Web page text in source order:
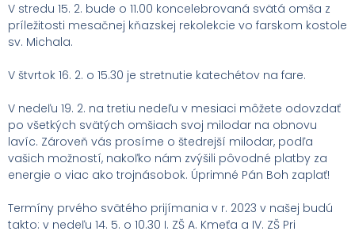
V stredu 15. 2. bude o 11.00 koncelebrovaná svätá omša z
príležitosti mesačnej kňazskej rekolekcie vo farskom kostole
sv. Michala.
V štvrtok 16. 2. o 15.30 je stretnutie katechétov na fare.
V nedeľu 19. 2. na tretiu nedeľu v mesiaci môžete odovzdať
po všetkých svätých omšiach svoj milodar na obnovu
lavíc. Zároveň vás prosíme o štedrejší milodar, podľa
vašich možností, nakoľko nám zvýšili pôvodné platby za
energie o viac ako trojnásobok. Úprimné Pán Boh zaplať!
Termíny prvého svätého prijímania v r. 2023 v našej budú
takto: v nedeľu 14. 5. o 10.30 I. ZŠ A. Kmeťa a IV. ZŠ Pri